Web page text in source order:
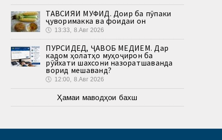
ТАВСИЯИ МУФИД. Доир ба пӯпаки
ҷуворимакка ва фоидаи он
🕔 13:33, 8.Авг 2026
ПУРСИДЕД, ҶАВОБ МЕДИҲЕМ. Дар
кадом ҳолатҳо муҳоҷирон ба
рӯйхати шахсони назоратшаванда
ворид мешаванд?
🕔 12:00, 8.Авг 2026
Ҳамаи маводҳои бахш